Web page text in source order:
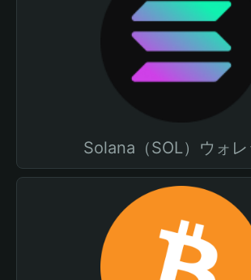
Solana（SOL）ウォレ